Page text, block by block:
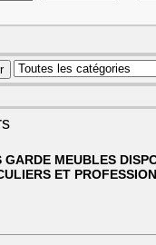
GARDE MEUBLES
ET